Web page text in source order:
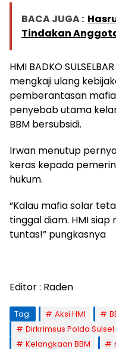
BACA JUGA :
Tindakan
HMI BADKO
mengkaji ulang
pemberantasan
penyebab utama
BBM bersubsidi.
Irwan menutup
keras kepada
hukum.
“Kalau mafia solar
tinggal diam. HMI siap
tuntas!” pungkasnya
Editor : Raden
Tag: Aksi HMI
Dirkrimsus Polda Sulsel
Kelangkaan BBM